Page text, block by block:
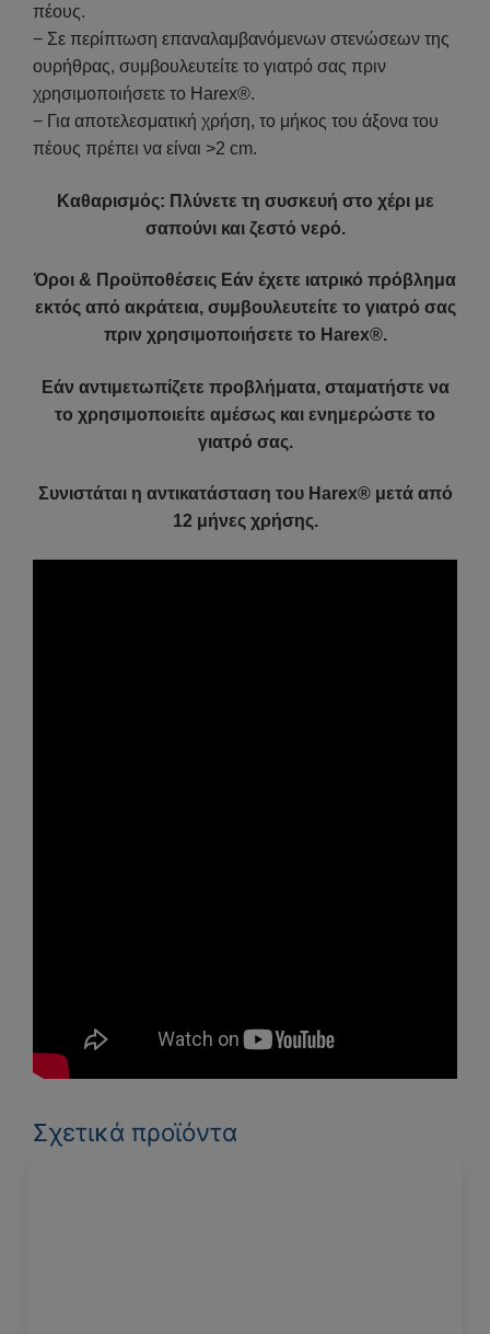
πέους.
− Σε περίπτωση επαναλαμβανόμενων στενώσεων της
ουρήθρας, συμβουλευτείτε το γιατρό σας πριν
χρησιμοποιήσετε το Harex®.
− Για αποτελεσματική χρήση, το μήκος του άξονα του
πέους πρέπει να είναι >2 cm.
Καθαρισμός: Πλύνετε τη συσκευή στο χέρι με
σαπούνι και ζεστό νερό.
Όροι & Προϋποθέσεις Εάν έχετε ιατρικό πρόβλημα
εκτός από ακράτεια, συμβουλευτείτε το γιατρό σας
πριν χρησιμοποιήσετε το Harex®.
Εάν αντιμετωπίζετε προβλήματα, σταματήστε να
το χρησιμοποιείτε αμέσως και ενημερώστε το
γιατρό σας.
Συνιστάται η αντικατάσταση του Harex® μετά από
12 μήνες χρήσης.
Σχετικά προϊόντα